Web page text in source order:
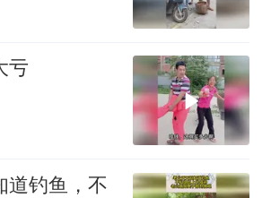
亏
道钓鱼，不